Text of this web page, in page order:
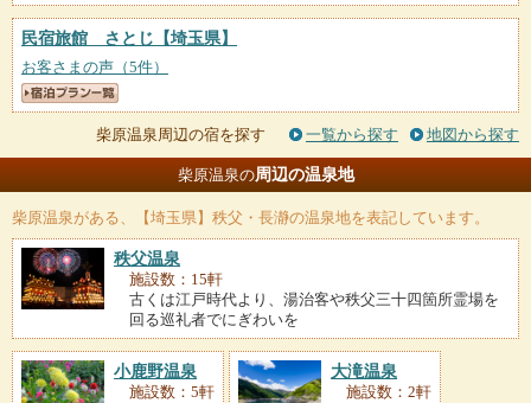
民宿旅館 さとじ 【埼玉県】
お客さまの声（5件）
柴原温泉周辺の宿を探す 一覧から探す 地図から探す
柴原温泉の周辺の温泉地
柴原温泉がある、【埼玉県】秩父・長瀞の温泉地を表記しています。
秩父温泉
施設数：15軒
古くは江戸時代より、湯治客や秩父三十四箇所霊場を
回る巡礼者でにぎわいを
小鹿野温泉
施設数：5軒
大滝温泉
施設数：2軒